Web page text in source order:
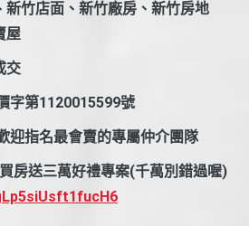
新竹店面、新竹廠房、新竹房地
屋
交
字第1120015599號
迎指名最會賣的專屬仲介團隊
房送三萬好禮專案(千萬別錯過喔)